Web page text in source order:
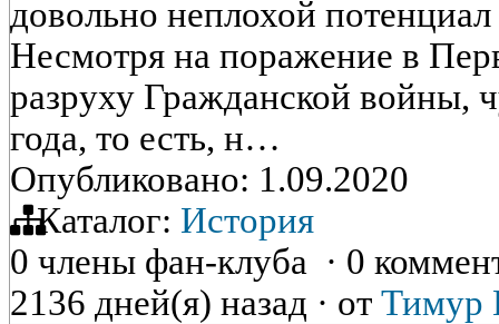
довольно неплохой
Несмотря на поражение в
разруху Гражданской войны,
года, то есть, н…
Опубликовано: 1.09.2020
Каталог: История
0 члены фан-клуба · 0
2136 дней(я) назад · от Тимур